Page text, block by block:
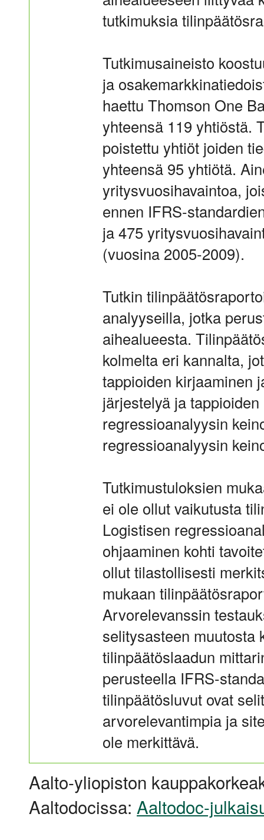
tutkimuksia
Tutkimusaineisto
ja
haettu Thomson One
yhteensä 119 yhtiöstä.
poistettu yhtiöt joiden
yhteensä 95 yhtiötä.
yritysvuosihavaintoa,
ennen IFRS-
ja 475
(vuosina 2005-2009).
Tutkin
analyyseilla, jotka
aihealueesta.
kolmelta eri kannalta,
tappioiden kirjaaminen
järjestelyä ja
regressioanalyysin
regressioanalyysin
Tutkimustuloksien
ei ole ollut vaikutusta
Logistisen
ohjaaminen kohti
ollut tilastollisesti
mukaan
Arvorelevanssin
selitysasteen muutosta
tilinpäätöslaadun
perusteella IFRS-
tilinpäätösluvut ovat
arvorelevantimpia ja
ole merkittävä.
Aalto-yliopiston
Aaltodocissa: Aaltodoc-